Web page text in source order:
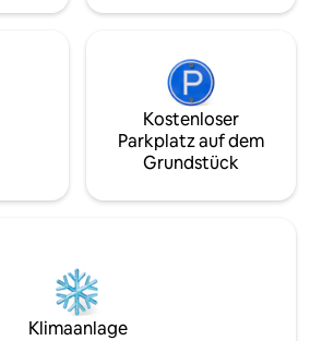
Kostenloser
Parkplatz auf dem
Grundstück
Klimaanlage